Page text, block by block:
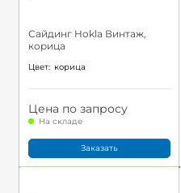
Сайдинг Hokla Винтаж,
корица
Цвет: корица
Цена по запросу
На складе
Заказать